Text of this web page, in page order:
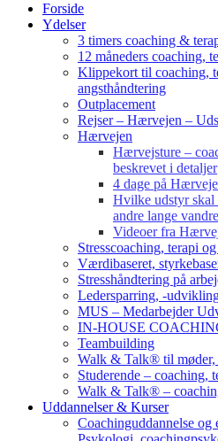
Forside
Ydelser
3 timers coaching &
12 måneders coaching,
Klippekort til coaching,
angsthåndtering
Outplacement
Rejser – Hærvejen –
Hærvejen
Hærvejsture –
beskrevet i detaljer
4 dage på
Hvilke udstyr
andre lange
Videoer fra
Stresscoaching, terapi
Værdibaseret,
Stresshåndtering på
Ledersparring, -
MUS – Medarbejder
IN-HOUSE
Teambuilding
Walk & Talk® til møder,
Studerende – coaching,
Walk & Talk® –
Uddannelser & Kurser
Coachinguddannelse